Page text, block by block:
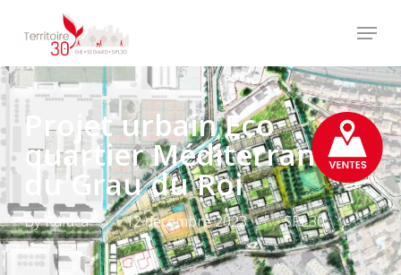
main
content
Menu
Projet urbain Eco
quartier Méditerranéen
du Grau du Roi
ByRaluca 12 décembre 2023 SPL30
Menu